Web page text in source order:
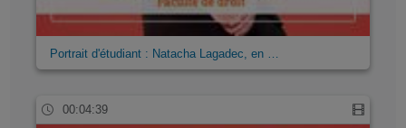
Portrait d'étudiant : Natacha Lagadec, en …
00:04:39